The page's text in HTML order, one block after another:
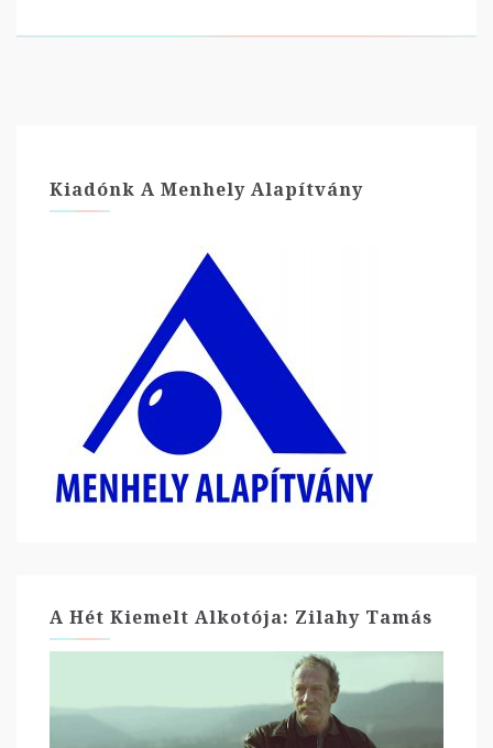
Kiadónk A Menhely Alapítvány
A Hét Kiemelt Alkotója: Zilahy Tamás